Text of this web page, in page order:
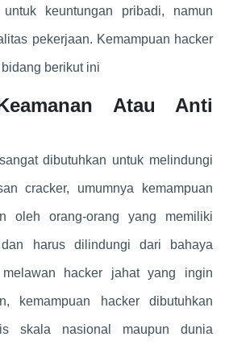
keuntungan pribadi, namun
pekerjaan. Kemampuan hacker
berikut ini
Atau Anti
dibutuhkan untuk melindungi
cracker, umumnya kemampuan
oleh orang-orang yang memiliki
harus dilindungi dari bahaya
hacker jahat yang ingin
kemampuan hacker dibutuhkan
skala nasional maupun dunia